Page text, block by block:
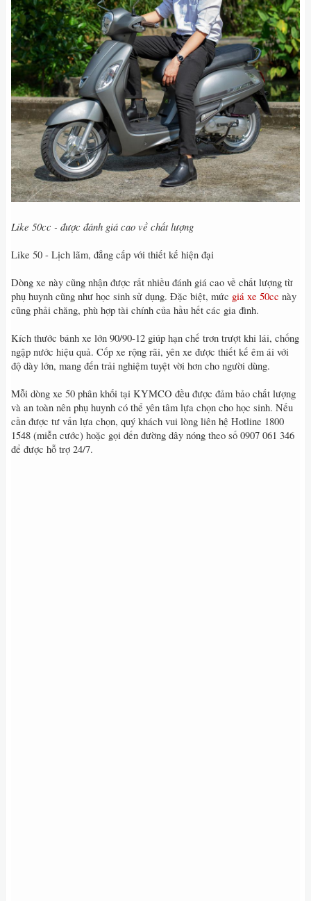
Like 50cc - được đánh giá cao về chất lượng
Like 50 - Lịch lãm, đẳng cấp với thiết kế hiện đại
Dòng xe này cũng nhận được rất nhiều đánh giá cao về chất lượng từ
phụ huynh cũng như học sinh sử dụng. Đặc biệt, mức giá xe 50cc này
cũng phải chăng, phù hợp tài chính của hầu hết các gia đình.
Kích thước bánh xe lớn 90/90-12 giúp hạn chế trơn trượt khi lái, chống
ngập nước hiệu quả. Cốp xe rộng rãi, yên xe được thiết kế êm ái với
độ dày lớn, mang đến trải nghiệm tuyệt vời hơn cho người dùng.
Mỗi dòng xe 50 phân khối tại KYMCO đều được đảm bảo chất lượng
và an toàn nên phụ huynh có thể yên tâm lựa chọn cho học sinh. Nếu
cần được tư vấn lựa chọn, quý khách vui lòng liên hệ Hotline 1800
1548 (miễn cước) hoặc gọi đến đường dây nóng theo số 0907 061 346
để được hỗ trợ 24/7.